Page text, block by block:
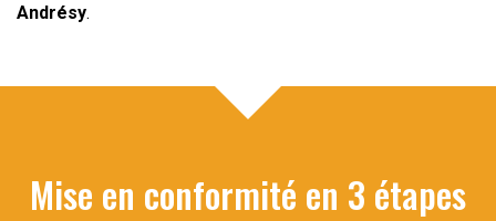
Andrésy.
Mise en conformité en 3 étapes